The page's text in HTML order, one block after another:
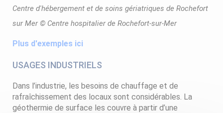
Centre d'hébergement et de soins gériatriques de Rochefort
sur Mer © Centre hospitalier de Rochefort-sur-Mer
Plus d'exemples ici
USAGES INDUSTRIELS
Dans l’industrie, les besoins de chauffage et de
rafraîchissement des locaux sont considérables. La
géothermie de surface les couvre à partir d’une